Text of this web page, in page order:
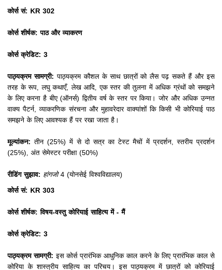
कोर्स सं: KR 302
कोर्स शीर्षक: पाठ और व्याकरण
कोर्स क्रेडिट: 3
पाठ्यक्रम सामग्री: पाठ्यक्रम कौशल के साथ छात्रों को लैस पढ़ सकते हैं और इस
तरह के रूप, लघु कथाएँ, लेख आदि, एक स्तर की तुलना में अधिक ग्रंथों को समझने
के लिए करना है बीए (ऑनर्स) द्वितीय वर्ष के स्तर पर किया। जोर और अधिक उन्नत
वाक्य पैटर्न, व्याकरणिक संरचना और मुहावरेदार वाक्यांशों कि किसी भी कोरियाई पाठ
समझने के लिए आवश्यक हैं पर रखा जाता है।
मूल्यांकन: तीन (25%) में से दो सत्र का टेस्ट मैचों में प्रदर्शन, स्तरीय प्रदर्शन
(25%), अंत सेमेस्टर परीक्षा (50%)
रीडिंग सुझाव: हांगजो4 (योनसेई विश्वविद्यालय)
कोर्स सं: KR 303
कोर्स शीर्षक: विषय-वस्तु कोरियाई साहित्य में - मैं
कोर्स क्रेडिट: 3
पाठ्यक्रम सामग्री: इस कोर्स प्रारंभिक आधुनिक काल करने के लिए प्रारंभिक काल से
कोरिया के शास्त्रीय साहित्य का परिचय। इस पाठ्यक्रम में छात्रों को कोरियाई